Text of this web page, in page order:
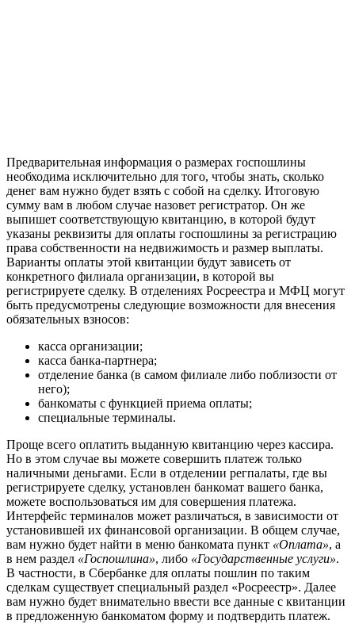
Предварительная информация о размерах госпошлины
необходима исключительно для того, чтобы знать, сколько
денег вам нужно будет взять с собой на сделку. Итоговую
сумму вам в любом случае назовет регистратор. Он же
выпишет соответствующую квитанцию, в которой будут
указаны реквизиты для оплаты госпошлины за регистрацию
права собственности на недвижимость и размер выплаты.
Варианты оплаты этой квитанции будут зависеть от
конкретного филиала организации, в которой вы
регистрируете сделку. В отделениях Росреестра и МФЦ могут
быть предусмотрены следующие возможности для внесения
обязательных взносов:
касса организации;
касса банка-партнера;
отделение банка (в самом филиале либо поблизости от
него);
банкоматы с функцией приема оплаты;
специальные терминалы.
Проще всего оплатить выданную квитанцию через кассира.
Но в этом случае вы можете совершить платеж только
наличными деньгами. Если в отделении регпалаты, где вы
регистрируете сделку, установлен банкомат вашего банка,
можете воспользоваться им для совершения платежа.
Интерфейс терминалов может различаться, в зависимости от
установившей их финансовой организации. В общем случае,
вам нужно будет найти в меню банкомата пункт «Оплата», а
в нем раздел «Госпошлина», либо «Государственные услуги».
В частности, в Сбербанке для оплаты пошлин по таким
сделкам существует специальный раздел «Росреестр». Далее
вам нужно будет внимательно ввести все данные с квитанции
в предложенную банкоматом форму и подтвердить платеж.